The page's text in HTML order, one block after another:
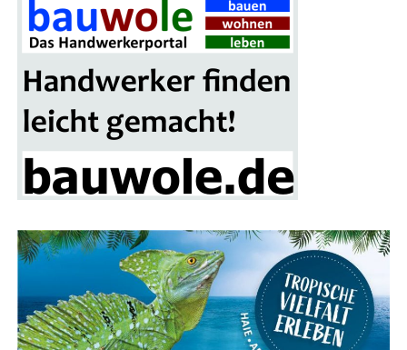
Ein wei­te­res High­light der Mes­se ist das gro­ße Gewinn­
spiel, bei dem ein schi­cker Mitsu­bi­shi Colt als Haupt­ge­
winn winkt. Alle Besu­cher erhal­ten mit ihrer Ein­tritts­
kar­te einen Teil­nah­me-Cou­pon, der in die Los­box auf
dem Mes­se­ge­län­de ein­ge­wor­fen wer­den kann. Die Ver­lo­
sung des Haupt­prei­ses erfolgt am Ende der Bau­mes­se-
Sai­son im nächs­ten Frühjahr.
Fokus auf Pho­to­vol­ta­ik und Solaranlagen
Ein beson­de­rer Schwer­punkt der Bau­mes­se Lin­gen liegt
auf alter­na­ti­ven Ener­gie­quel­len, ins­be­son­de­re Pho­to­
vol­ta­ik und Solar­an­la­gen. Über ein Dut­zend Aus­stel­ler
prä­sen­tie­ren ihre inno­va­ti­ven Lösun­gen für die Strom­
erzeu­gung und Heiz­sys­te­me mit Son­nen­en­er­gie. Ergän­
zend dazu gibt es Anbie­ter von Wär­me­pum­pen, Dämm­